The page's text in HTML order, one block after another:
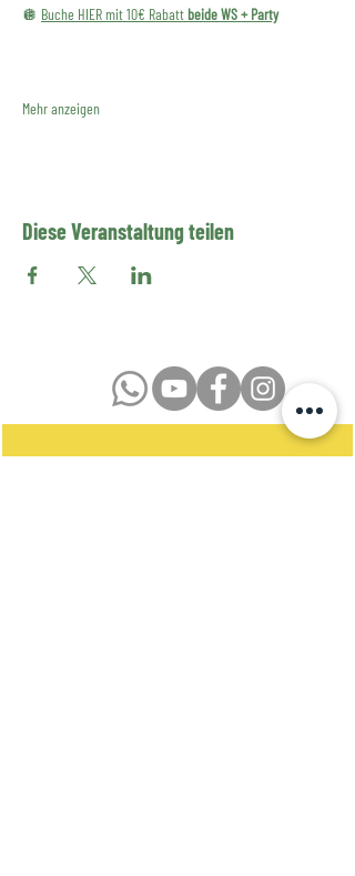
🪩 Buche HIER mit 10€ Rabatt beide WS + Party
Mehr anzeigen
Diese Veranstaltung teilen